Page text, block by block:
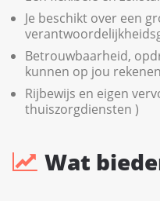
Je beschikt over een
Betrouwbaarheid,
kunnen op jou rekenen
Rijbewijs en eigen
thuiszorgdiensten )
Wat